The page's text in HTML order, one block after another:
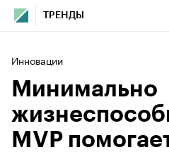
ТРЕНДЫ
Инновации
Минимально
MVP